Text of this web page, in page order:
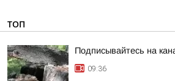
ТОП
Подписывайтесь на
09:36